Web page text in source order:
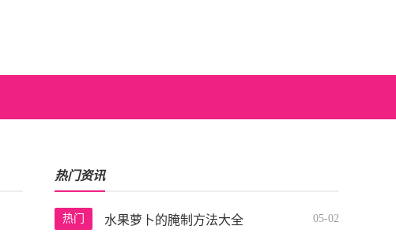
热门资讯
热门 水果萝卜的腌制方法大全 05-02